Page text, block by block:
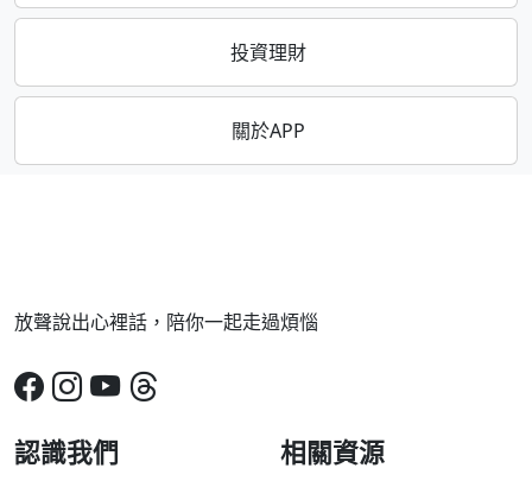
投資理財
關於APP
放聲說出心裡話，陪你一起走過煩惱
認識我們 相關資源